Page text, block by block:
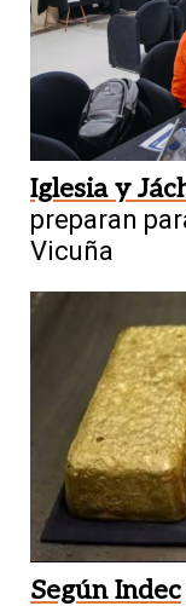
Iglesia y
preparan
Vicuña
Según Indec